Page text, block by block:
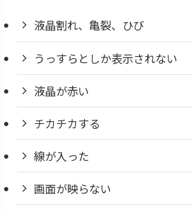
液晶割れ、亀裂、ひび
うっすらとしか表示されない
液晶が赤い
チカチカする
線が入った
画面が映らない